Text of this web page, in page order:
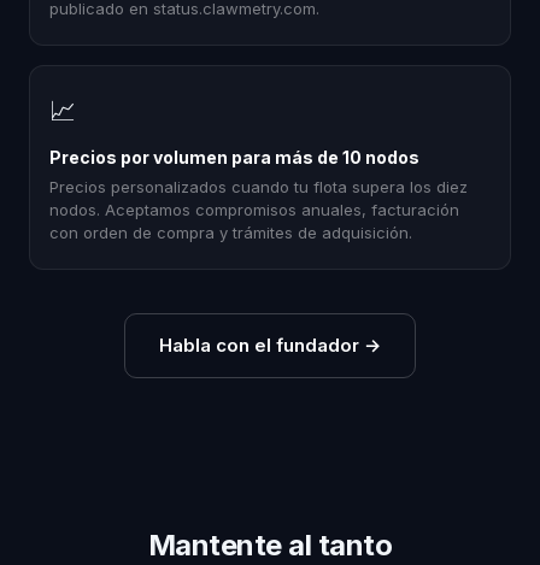
publicado en status.clawmetry.com.
📈
Precios por volumen para más de 10 nodos
Precios personalizados cuando tu flota supera los diez
nodos. Aceptamos compromisos anuales, facturación
con orden de compra y trámites de adquisición.
Habla con el fundador →
Mantente al tanto